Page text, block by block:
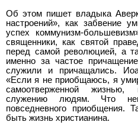
Об этом пишет владыка
настроений», как забвение
успех коммунизм-
священники, как святой
перед самой революцией, а
именно за частое
служили и причащались.
«Если я не приобщаюсь, я
самоотверженной
служению людям. Что
повседневного приобщения.
быть жизнь христианина.